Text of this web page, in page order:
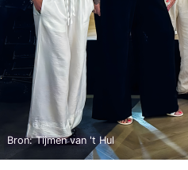
Bron: Tijmen van 't Hul